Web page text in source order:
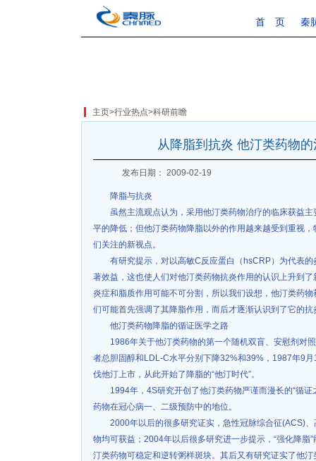
首 页 秦
主页>行业热点>科研前瞻
从降脂到抗炎 他汀类药物
发布日期： 2009-02-19
降脂与抗炎
虽然主流观点认为，采用他汀类药物治疗的临床获益
平的降低；但他汀类药物降脂以外的作用越来越受到重视
们关注的新视点。
有研究提示，对以高敏C反应蛋白（hsCRP）为代表
著效益，这也使人们对他汀类药物抗炎作用的认识上升到
炎症和脂质作用可能不可分割，所以我们设想，他汀类药
们可能首先强调了其降脂作用，而后才逐渐认识到了它的抗
他汀类药物降脂的循证医学之路
1986年关于他汀类药物的第一个随机双盲、安慰剂对
者总胆固醇和LDL-C水平分别下降32%和39%，1987年9
伐他汀上市，从此开始了降脂的“他汀时代”。
1994年，4S研究开创了他汀类药物严谨而漫长的“循
药物在冠心病一、二级预防中的地位。
2000年以后的很多研究证实，急性冠脉综合征(ACS)
物均可获益；2004年以后很多研究进一步提示，“强化降脂
汀类药物可稳定和逆转粥样斑块。其后又有研究证实了他